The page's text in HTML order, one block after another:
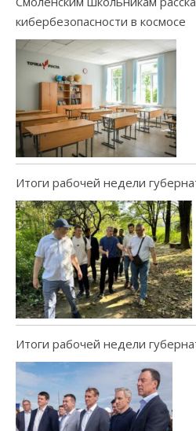
кибербезопасности в космосе
Итоги рабочей недели
Итоги рабочей недели